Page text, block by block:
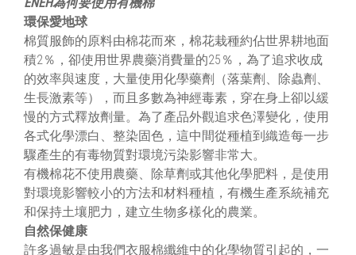
環保愛地球
棉質服飾的原料由棉花而來，棉花栽種約佔世界耕地面
積2％，卻使用世界農藥消費量的25％，為了追求收成
的效率與速度，大量使用化學藥劑（落葉劑、除蟲劑、
生長激素等），而且多數為神經毒素，穿在身上卻以緩
慢的方式釋放劑量。為了產品外觀追求色澤變化，使用
各式化學漂白、整染固色，這中間從種植到織造每一步
驟產生的有毒物質對環境污染影響非常大。
有機棉花不使用農藥、除草劑或其他化學肥料，是使用
對環境影響較小的方法和材料種植，有機生產系統補充
和保持土壤肥力，建立生物多樣化的農業。
自然保健康
許多過敏是由我們衣服棉纖維中的化學物質引起的，一